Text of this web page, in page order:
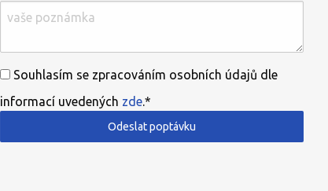
Souhlasím se zpracováním osobních údajů dle
informací uvedených zde.*